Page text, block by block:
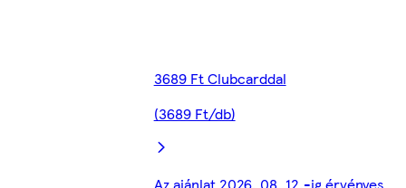
3689 Ft Clubcarddal
(3689 Ft/db)